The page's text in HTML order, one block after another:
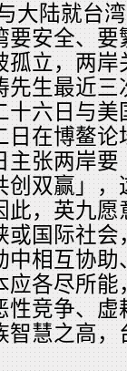
大陆就台
要安全、
孤立，两
先生最近
十六日与
日在博鳌
主张两岸
创双赢」
此，英九
或国际社
中相互协
应各尽所
性竞争、
智慧之高